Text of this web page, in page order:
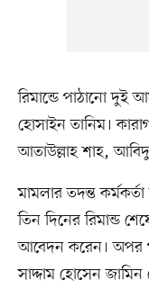
রিমান্ডে পাঠানো দুই
হোসাইন তানিম।
আতাউল্লাহ শাহ,
মামলার তদন্ত কর্মকর্তা
তিন দিনের রিমান্ড
আবেদন করেন। অপর
সাদ্দাম হোসেন